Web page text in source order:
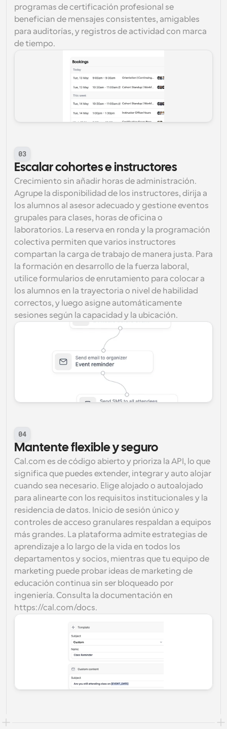
programas de certificación profesional se
benefician de mensajes consistentes, amigables
para auditorías, y registros de actividad con marca
de tiempo.
03
Escalar cohortes e instructores
Crecimiento sin añadir horas de administración.
Agrupe la disponibilidad de los instructores, dirija a
los alumnos al asesor adecuado y gestione eventos
grupales para clases, horas de oficina o
laboratorios. La reserva en ronda y la programación
colectiva permiten que varios instructores
compartan la carga de trabajo de manera justa. Para
la formación en desarrollo de la fuerza laboral,
utilice formularios de enrutamiento para colocar a
los alumnos en la trayectoria o nivel de habilidad
correctos, y luego asigne automáticamente
sesiones según la capacidad y la ubicación.
04
Mantente flexible y seguro
Cal.com es de código abierto y prioriza la API, lo que
significa que puedes extender, integrar y auto alojar
cuando sea necesario. Elige alojado o autoalojado
para alinearte con los requisitos institucionales y la
residencia de datos. Inicio de sesión único y
controles de acceso granulares respaldan a equipos
más grandes. La plataforma admite estrategias de
aprendizaje a lo largo de la vida en todos los
departamentos y socios, mientras que tu equipo de
marketing puede probar ideas de marketing de
educación continua sin ser bloqueado por
ingeniería. Consulta la documentación en
https://cal.com/docs.